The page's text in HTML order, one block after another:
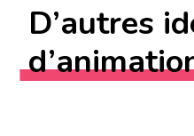
D’autres